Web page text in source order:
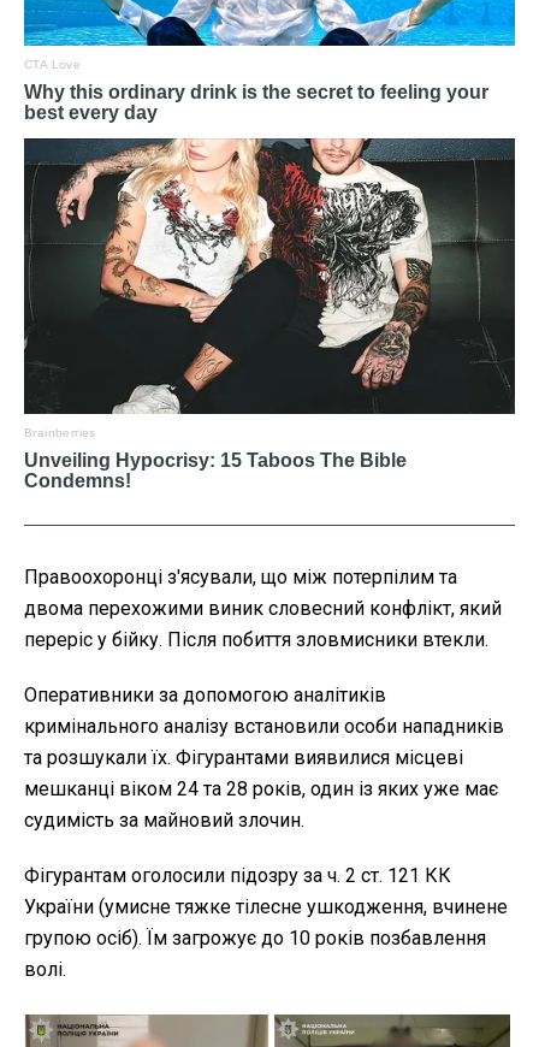
Правоохоронці з'ясували, що між потерпілим та
двома перехожими виник словесний конфлікт, який
переріс у бійку. Після побиття зловмисники втекли.
Оперативники за допомогою аналітиків
кримінального аналізу встановили особи нападників
та розшукали їх. Фігурантами виявилися місцеві
мешканці віком 24 та 28 років, один із яких уже має
судимість за майновий злочин.
Фігурантам оголосили підозру за ч. 2 ст. 121 КК
України (умисне тяжке тілесне ушкодження, вчинене
групою осіб). Їм загрожує до 10 років позбавлення
волі.